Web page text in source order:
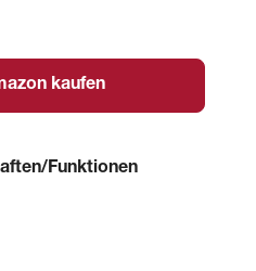
kaufen
Funktionen